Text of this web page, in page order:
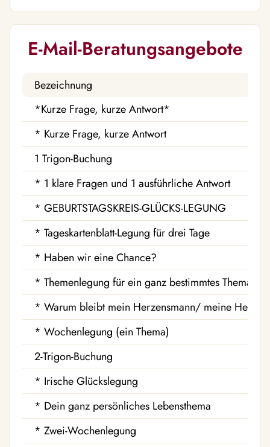
E-Mail-Beratungsangebote
Bezeichnung
*Kurze Frage, kurze Antwort*
* Kurze Frage, kurze Antwort
1 Trigon-Buchung
* 1 klare Fragen und 1 ausführliche Antwort
* GEBURTSTAGSKREIS-GLÜCKS-LEGUNG
* Tageskartenblatt-Legung für drei Tage
* Haben wir eine Chance?
* Themenlegung für ein ganz bestimmtes Thema
* Warum bleibt mein Herzensmann/ meine
* Wochenlegung (ein Thema)
2-Trigon-Buchung
* Irische Glückslegung
* Dein ganz persönliches Lebensthema
* Zwei-Wochenlegung